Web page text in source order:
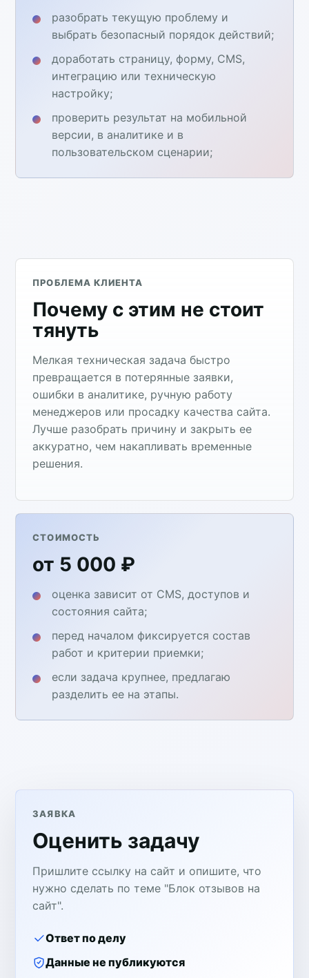
разобрать текущую проблему и
выбрать безопасный порядок действий;
доработать страницу, форму, CMS,
интеграцию или техническую
настройку;
проверить результат на мобильной
версии, в аналитике и в
пользовательском сценарии;
ПРОБЛЕМА КЛИЕНТА
Почему с этим не стоит
тянуть
Мелкая техническая задача быстро
превращается в потерянные заявки,
ошибки в аналитике, ручную работу
менеджеров или просадку качества сайта.
Лучше разобрать причину и закрыть ее
аккуратно, чем накапливать временные
решения.
СТОИМОСТЬ
от 5 000 ₽
оценка зависит от CMS, доступов и
состояния сайта;
перед началом фиксируется состав
работ и критерии приемки;
если задача крупнее, предлагаю
разделить ее на этапы.
ЗАЯВКА
Оценить задачу
Пришлите ссылку на сайт и опишите, что
нужно сделать по теме "Блок отзывов на
сайт".
Ответ по делу
Данные не публикуются